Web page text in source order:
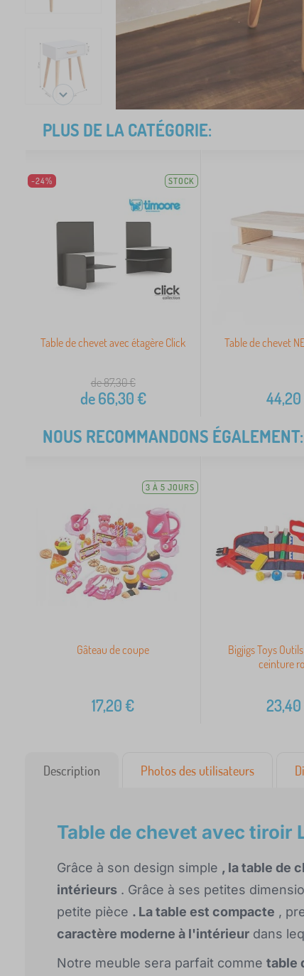
PLUS DE LA CATÉGORIE:
-24% STOCK
Table de chevet avec étagère Click
de 87,30€
de66,30€
Table de chevet
44,20
NOUS RECOMMANDONS ÉGALEMENT:
3 À 5 JOURS
Gâteau de coupe
17,20€
Bigjigs Toys
ceinture
23,40
Description Photos des utilisateurs
Table de chevet avec tiroir
Grâce à son design simple , la table de
intérieurs . Grâce à ses petites
petite pièce . La table est compacte ,
caractère moderne à l'intérieur dans
Notre meuble sera parfait comme table